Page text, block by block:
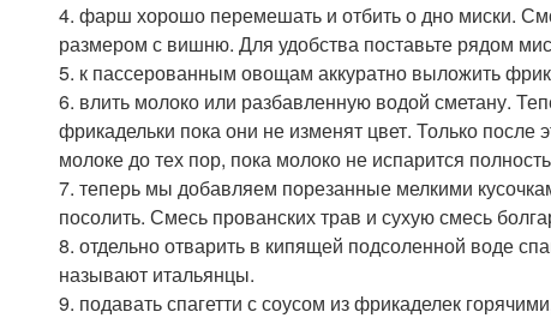
4. фарш хорошо перемешать и отбить о дно миски.
размером с вишню. Для удобства поставьте рядом
5. к пассерованным овощам аккуратно выложить
6. влить молоко или разбавленную водой сметану.
фрикадельки пока они не изменят цвет. Только
молоке до тех пор, пока молоко не испарится
7. теперь мы добавляем порезанные мелкими
посолить. Смесь прованских трав и сухую смесь
8. отдельно отварить в кипящей подсоленной воде
называют итальянцы.
9. подавать спагетти с соусом из фрикаделек